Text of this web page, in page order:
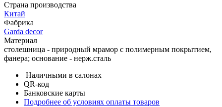
Страна производства
Китай
Фабрика
Garda decor
Материал
столешница - природный мрамор с полимерным покрытием,
фанера; основание - нерж.сталь
Наличными в салонах
QR-код
Банковские карты
Подробнее об условиях оплаты товаров